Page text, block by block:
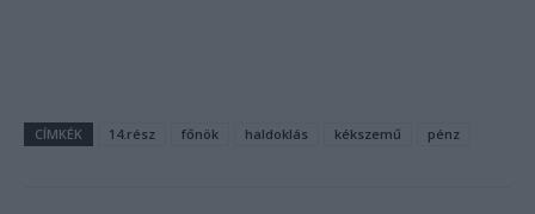
CÍMKÉK 14.rész főnök haldoklás kékszemű pénz